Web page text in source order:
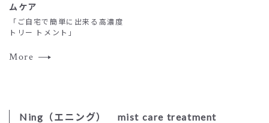
ムケア
「ご自宅で簡単に出来る高濃度
トリー トメント」
More
Ning（エニング） mist care treatment